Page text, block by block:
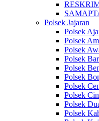
Polsek Jajaran
Polsek
Polsek
Polsek
Polsek
Polsek
Polsek
Polsek
Polsek
Polsek
Polsek